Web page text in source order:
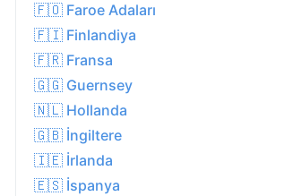
🇫🇴 Faroe Adaları
🇫🇮 Finlandiya
🇫🇷 Fransa
🇬🇬 Guernsey
🇳🇱 Hollanda
🇬🇧 İngiltere
🇮🇪 İrlanda
🇪🇸 İspanya